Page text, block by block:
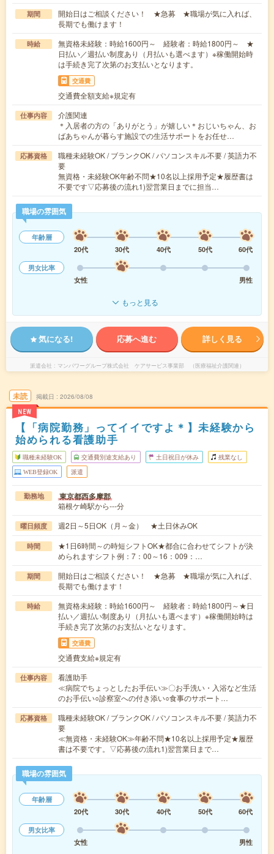
期間
開始日はご相談ください！ ★急募 ★職場が気に入れば、
長期でも働けます！
時給
無資格未経験：時給1600円～ 経験者：時給1800円～ ★
日払い／週払い制度あり（月払いも選べます）※稼働開始時
は手続き完了次第のお支払いとなります。
交通費
交通費全額支給※規定有
仕事内容
介護関連
＊入居者の方の「ありがとう」が嬉しい＊おじいちゃん、お
ばあちゃんが暮らす施設での生活サポートをお任せ…
応募資格
職種未経験OK / ブランクOK / パソコンスキル不要 / 英語力不
要
無資格・未経験OK年齢不問★10名以上採用予定★履歴書は
不要です▽応募後の流れ1)翌営業日までに担当…
職場の雰囲気
年齢層
20代
30代 40代 50代
60代
男女比率
女性
男性
もっと見る
気になる! 応募へ進む 詳しく見る
派遣会社 マンパワーグループ株式会社 ケアサービス事業部 （医療福祉介護関連）
未読
NEW
掲載日 2026/08/08
【「病院勤務」ってイイですよ＊】未経験から
始められる看護助手
職種未経験OK 交通費別途支給あり 土日祝日が休み 残業なし
WEB登録OK 派遣
勤務地 東京都西多摩郡
箱根ケ崎駅から---分
曜日頻度 週2日～5日OK（月～金） ★土日休みOK
時間
★1日6時間～の時短シフトOK★都合に合わせてシフトが決
められますシフト例：7：00～16：009：…
期間
開始日はご相談ください！ ★急募 ★職場が気に入れば、
長期でも働けます！
時給
無資格未経験：時給1600円～ 経験者：時給1800円～★日
払い／週払い制度あり（月払いも選べます）※稼働開始時は
手続き完了次第のお支払いとなります。
交通費
交通費支給※規定有
仕事内容
看護助手
≪病院でちょっとしたお手伝い≫〇お手洗い・入浴など生活
のお手伝い○診察室への付き添い○食事のサポート…
応募資格
職種未経験OK / ブランクOK / パソコンスキル不要 / 英語力不
要
≪無資格・未経験OK≫年齢不問★10名以上採用予定★履歴
書は不要です。▽応募後の流れ1)翌営業日まで…
職場の雰囲気
年齢層
20代
30代 40代 50代
60代
男女比率
女性
男性